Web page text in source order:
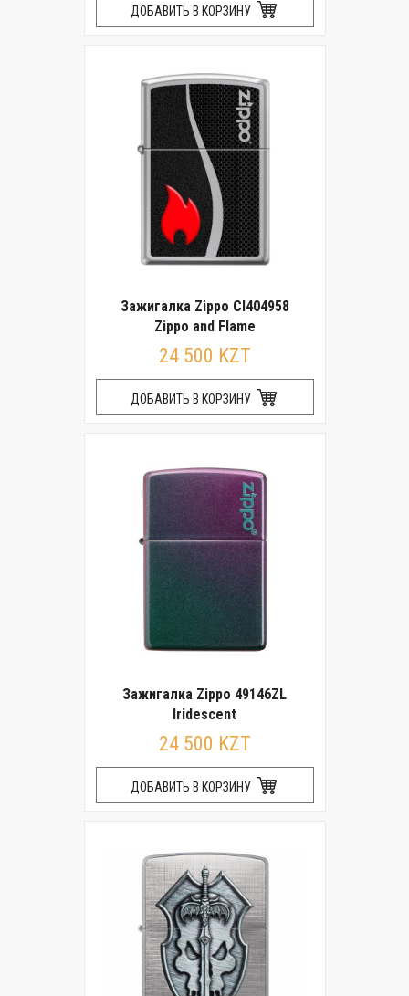
ДОБАВИТЬ В КОРЗИНУ
Зажигалка Zippo CI404958
Zippo and Flame
24 500 KZT
ДОБАВИТЬ В КОРЗИНУ
Зажигалка Zippo 49146ZL
Iridescent
24 500 KZT
ДОБАВИТЬ В КОРЗИНУ